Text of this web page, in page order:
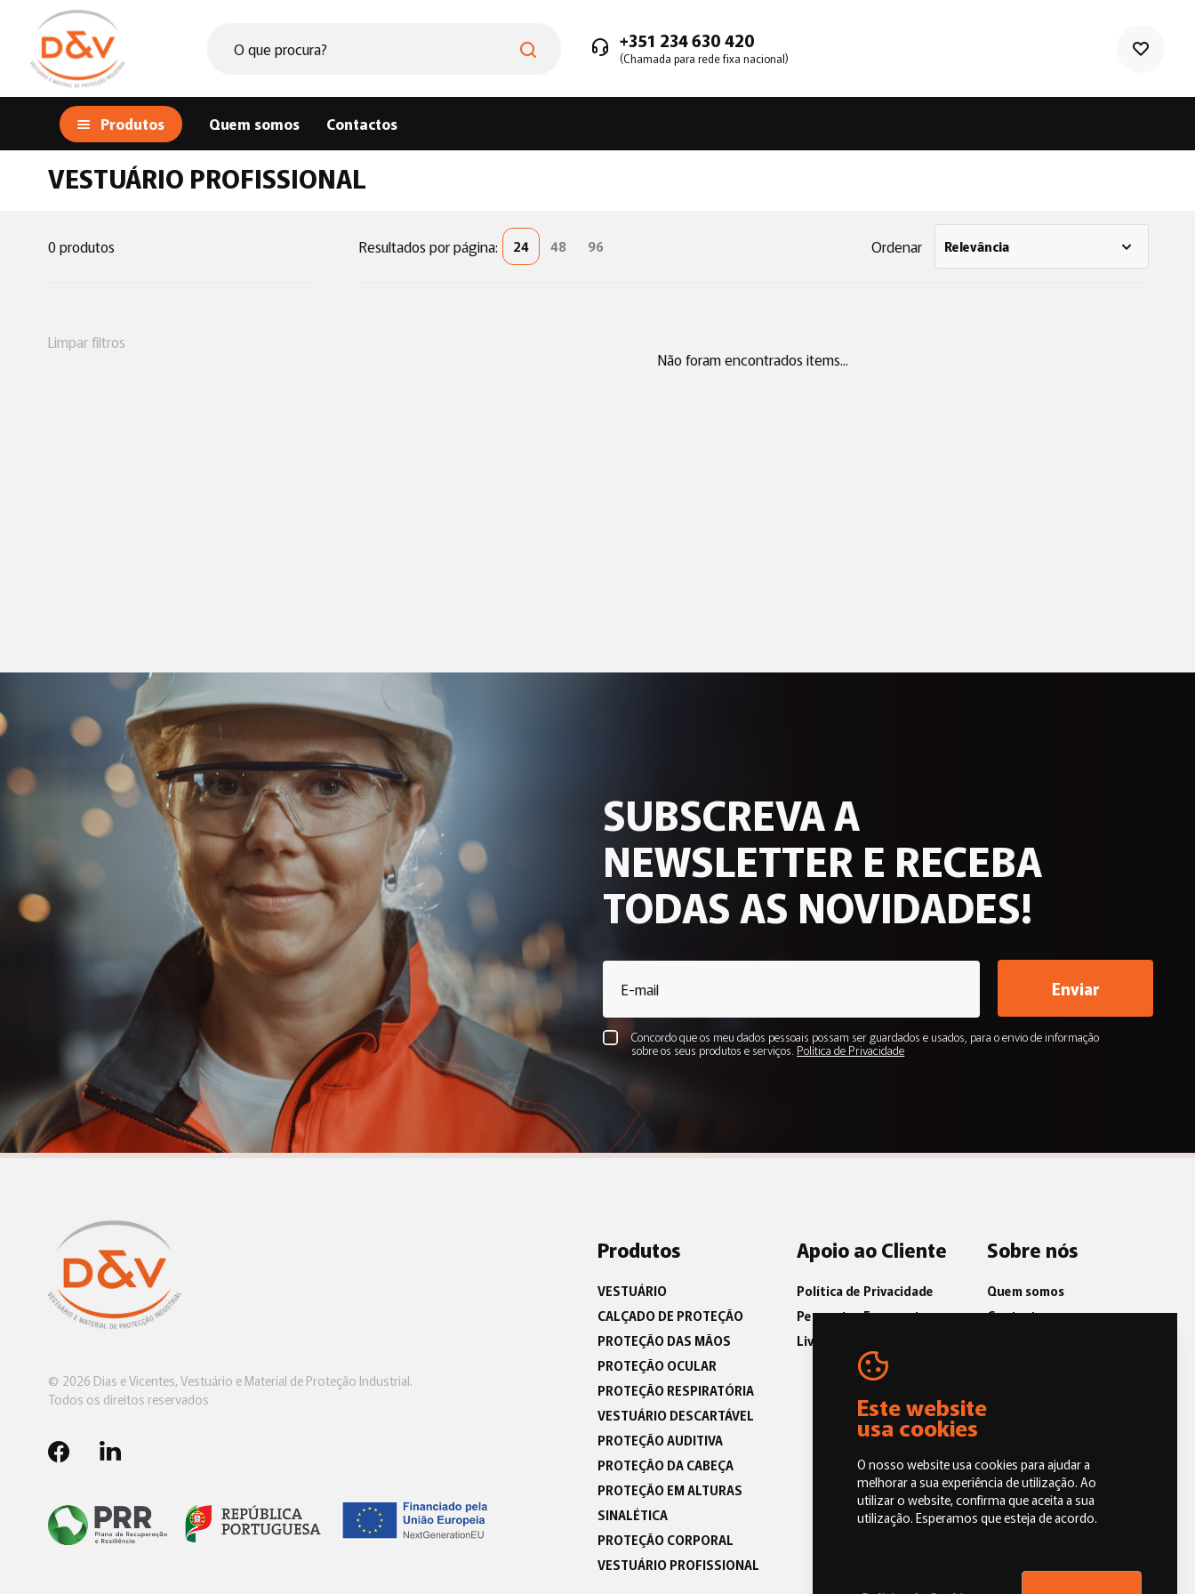
+351 234 630 420
(Chamada para rede fixa nacional)
Produtos Quem somos Contactos
VESTUÁRIO PROFISSIONAL
0 produtos Resultados por página: 24 48 96 Ordenar Relevância
Limpar filtros
Não foram encontrados items...
SUBSCREVA A
NEWSLETTER E RECEBA
TODAS AS NOVIDADES!
Concordo que os meu dados pessoais possam ser guardados e usados, para o envio de informação
sobre os seus produtos e serviços. Política de Privacidade
Enviar
© 2026 Dias e Vicentes, Vestuário e Material de Proteção Industrial.
Todos os direitos reservados
Produtos
VESTUÁRIO
CALÇADO DE PROTEÇÃO
PROTEÇÃO DAS MÃOS
PROTEÇÃO OCULAR
PROTEÇÃO RESPIRATÓRIA
VESTUÁRIO DESCARTÁVEL
PROTEÇÃO AUDITIVA
PROTEÇÃO DA CABEÇA
PROTEÇÃO EM ALTURAS
SINALÉTICA
PROTEÇÃO CORPORAL
VESTUÁRIO PROFISSIONAL
Apoio ao Cliente
Política de Privacidade
Perguntas Frequentes
Livro de Reclamações
Sobre nós
Quem somos
Contactos
Este website
usa cookies
O nosso website usa cookies para ajudar a
melhorar a sua experiência de utilização. Ao
utilizar o website, confirma que aceita a sua
utilização. Esperamos que esteja de acordo.